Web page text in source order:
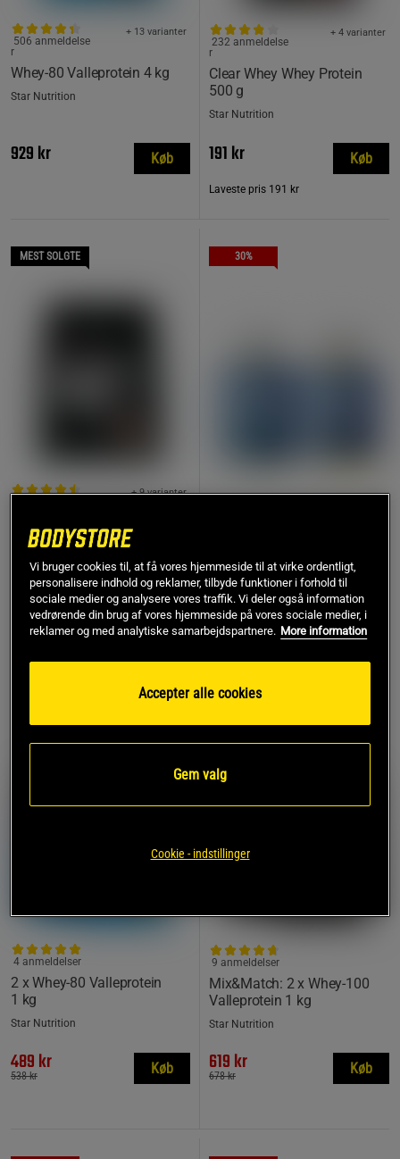
Whey-80 Valleprotein 4 kg
+ 13 varianter
506 anmeldelse
r
Star Nutrition
929 kr Køb
Clear Whey Whey Protein
500 g
+ 4 varianter
232 anmeldelse
r
Star Nutrition
191 kr
Laveste pris 191 kr
Køb
MEST SOLGTE
Valle-100 Valleprotein 4
+ 9 varianter
Star Nutrition
1.129 kr Køb
30%
Creatine Gummies
249 kr
358 kr Køb
2 x Whey-80 Valleprotein
1 kg
4 anmeldelser
Star Nutrition
489 kr
538 kr Køb
Mix&Match: 2 x Whey-100
Valleprotein 1 kg
9 anmeldelser
Star Nutrition
619 kr
678 kr Køb
Vi bruger cookies til, at få vores hjemmeside til at virke ordentligt,
personalisere indhold og reklamer, tilbyde funktioner i forhold til
sociale medier og analysere vores traffik. Vi deler også information
vedrørende din brug af vores hjemmeside på vores sociale medier, i
reklamer og med analytiske samarbejdspartnere. More information
Accepter alle cookies
Gem valg
Cookie - indstillinger